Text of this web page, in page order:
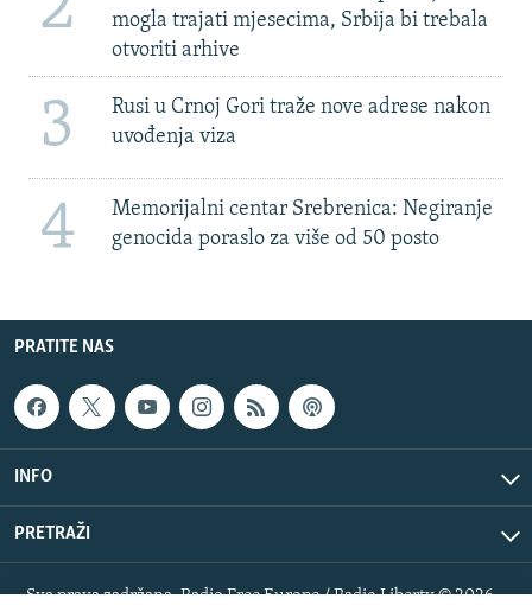
mogla trajati mjesecima, Srbija bi trebala
otvoriti arhive
3
Rusi u Crnoj Gori traže nove adrese nakon
uvođenja viza
4
Memorijalni centar Srebrenica: Negiranje
genocida poraslo za više od 50 posto
PRATITE NAS
INFO
PRETRAŽI
Sva prava zadržana. Radio Free Europe / Radio Liberty © 2026